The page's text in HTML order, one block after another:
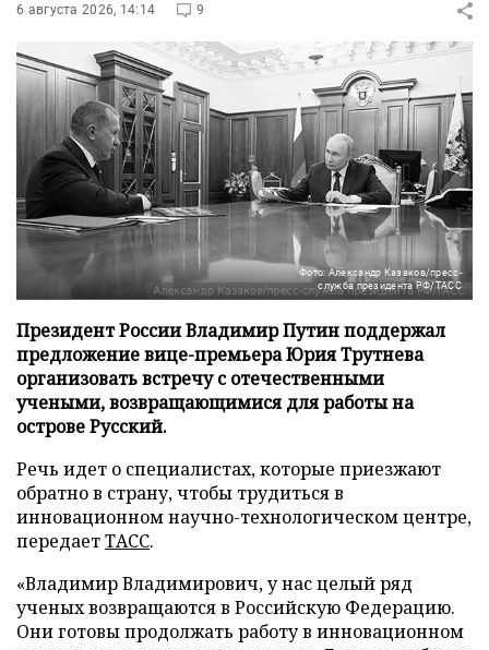
6 августа 2026, 14:14 9
Фото: Александр Казаков/пресс-
служба президента РФ/ТАСС
Президент России Владимир Путин поддержал
предложение вице-премьера Юрия Трутнева
организовать встречу с отечественными
учеными, возвращающимися для работы на
острове Русский.
Речь идет о специалистах, которые приезжают
обратно в страну, чтобы трудиться в
инновационном научно-технологическом центре,
передаетТАСС.
«Владимир Владимирович, у нас целый ряд
ученых возвращаются в Российскую Федерацию.
Они готовы продолжать работу в инновационном